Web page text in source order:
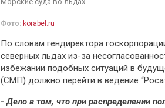
Фото: korabel.ru
По словам гендиректора
северных льдах из-за
избежании подобных ситуаций в
(СМП) должно перейти в ведение
- Дело в том, что при распределении